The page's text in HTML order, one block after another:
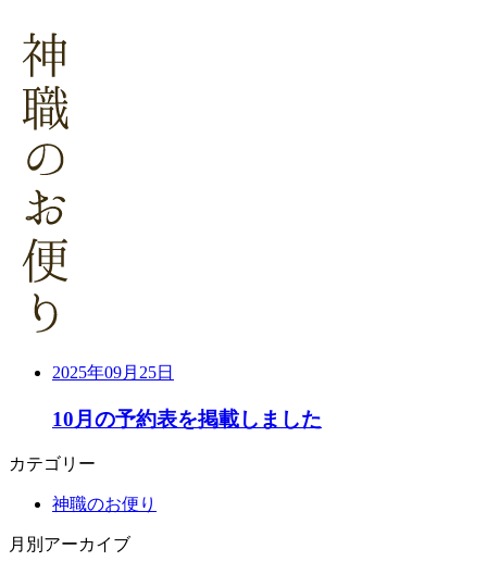
2025年09月25日
10月の予約表を掲載しました
カテゴリー
神職のお便り
月別アーカイブ